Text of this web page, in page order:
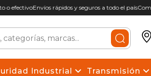
o efectivoEnvíos rápidos y seguros a todo el país
Industrial Transmisión